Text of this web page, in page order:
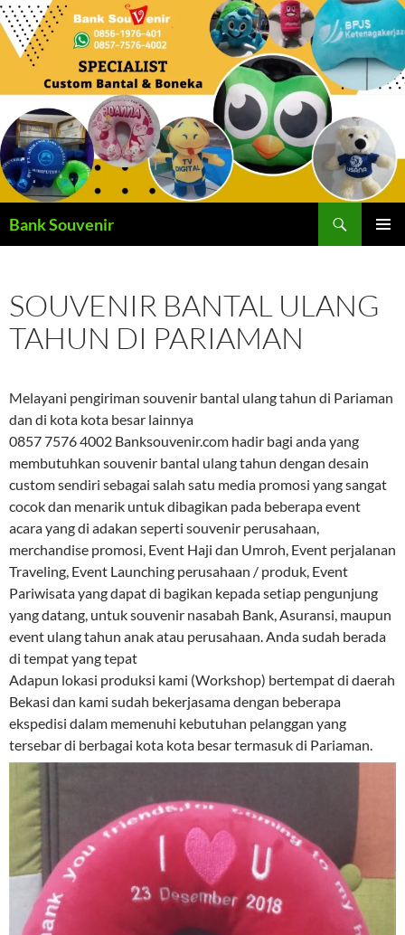
Langsung
ke
Bank Souvenir
SOUVENIR BANTAL ULANG
TAHUN DI PARIAMAN
Melayani pengiriman souvenir bantal ulang tahun di Pariaman
dan di kota kota besar lainnya
0857 7576 4002 Banksouvenir.com hadir bagi anda yang
membutuhkan souvenir bantal ulang tahun dengan desain
custom sendiri sebagai salah satu media promosi yang sangat
cocok dan menarik untuk dibagikan pada beberapa event
acara yang di adakan seperti souvenir perusahaan,
merchandise promosi, Event Haji dan Umroh, Event perjalanan
Traveling, Event Launching perusahaan / produk, Event
Pariwisata yang dapat di bagikan kepada setiap pengunjung
yang datang, untuk souvenir nasabah Bank, Asuransi, maupun
event ulang tahun anak atau perusahaan. Anda sudah berada
di tempat yang tepat
Adapun lokasi produksi kami (Workshop) bertempat di daerah
Bekasi dan kami sudah bekerjasama dengan beberapa
ekspedisi dalam memenuhi kebutuhan pelanggan yang
tersebar di berbagai kota kota besar termasuk di Pariaman.